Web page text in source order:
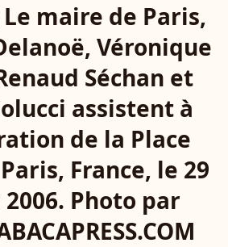
Le maire de Paris,
Véronique
Séchan et
assistent à
de la Place
France, le 29
Photo par